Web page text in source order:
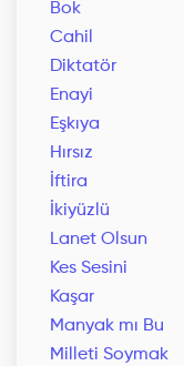
Bok
Cahil
Diktatör
Enayi
Eşkıya
Hırsız
İftira
İkiyüzlü
Lanet Olsun
Kes Sesini
Kaşar
Manyak mı Bu
Milleti Soymak